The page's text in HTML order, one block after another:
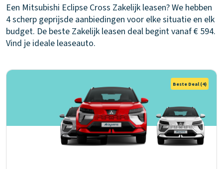
Een Mitsubishi Eclipse Cross Zakelijk leasen? We hebben
4 scherp geprijsde aanbiedingen voor elke situatie en elk
budget. De beste Zakelijk leasen deal begint vanaf € 594.
Vind je ideale leaseauto.
Beste Deal (4)